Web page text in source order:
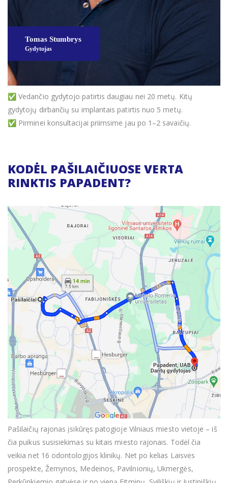
✅ Vedančio gydytojo patirtis daugiau nei 20 metų. Kitų
gydytojų dirbančių su implantais patirtis nuo 5 metų.
✅ Pirminei konsultacijai priimsime jau po 1–2 savaičių.
KODĖL PAŠILAIČIUOSE VERTA
RINKTIS PAPADENT?
Pašilaičių rajonas įsikūręs patogioje Vilniaus miesto vietoje – iš
čia puikus susisiekimas su kitais miesto rajonais. Todėl čia
veikia net 16 odontologijos klinikų. Net po kelias Laisvės
prospekte, Žemynos, Medeinos, Pavilnionių, Ukmergės,